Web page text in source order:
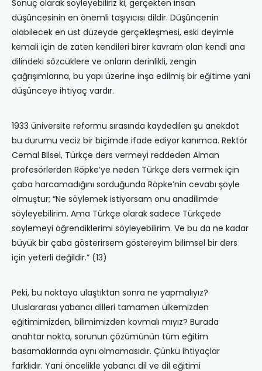
Sonuç olarak söyleyebiliriz ki, gerçekten insan
düşüncesinin en önemli taşıyıcısı dildir. Düşüncenin
olabilecek en üst düzeyde gerçekleşmesi, eski deyimle
kemali için de zaten kendileri birer kavram olan kendi ana
dilindeki sözcüklere ve onların derinlikli, zengin
çağrışımlarına, bu yapı üzerine inşa edilmiş bir eğitime yani
düşünceye ihtiyaç vardır.
1933 üniversite reformu sırasında kaydedilen şu anekdot
bu durumu veciz bir biçimde ifade ediyor kanımca. Rektör
Cemal Bilsel, Türkçe ders vermeyi reddeden Alman
profesörlerden Röpke’ye neden Türkçe ders vermek için
çaba harcamadığını sorduğunda Röpke’nin cevabı şöyle
olmuştur; “Ne söylemek istiyorsam onu anadilimde
söyleyebilirim. Ama Türkçe olarak sadece Türkçede
söylemeyi öğrendiklerimi söyleyebilirim. Ve bu da ne kadar
büyük bir çaba gösterirsem göstereyim bilimsel bir ders
için yeterli değildir.” (13)
Peki, bu noktaya ulaştıktan sonra ne yapmalıyız?
Uluslararası yabancı dilleri tamamen ülkemizden
eğitimimizden, bilimimizden kovmalı mıyız? Burada
anahtar nokta, sorunun çözümünün tüm eğitim
basamaklarında aynı olmamasıdır. Çünkü ihtiyaçlar
farklıdır. Yani öncelikle yabancı dil ve dil eğitimi